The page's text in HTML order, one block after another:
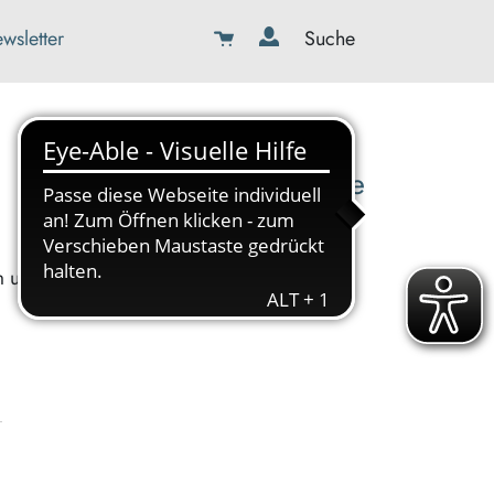
Suche
08179-423989-0
info@kbw-toelz-wor.de